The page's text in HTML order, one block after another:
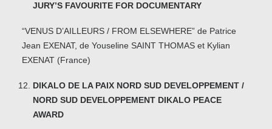
JURY’S FAVOURITE FOR DOCUMENTARY
“VENUS D’AILLEURS / FROM ELSEWHERE” de Patrice
Jean EXENAT, de Youseline SAINT THOMAS et Kylian
EXENAT (France)
DIKALO DE LA PAIX NORD SUD DEVELOPPEMENT /
NORD SUD DEVELOPPEMENT DIKALO PEACE
AWARD